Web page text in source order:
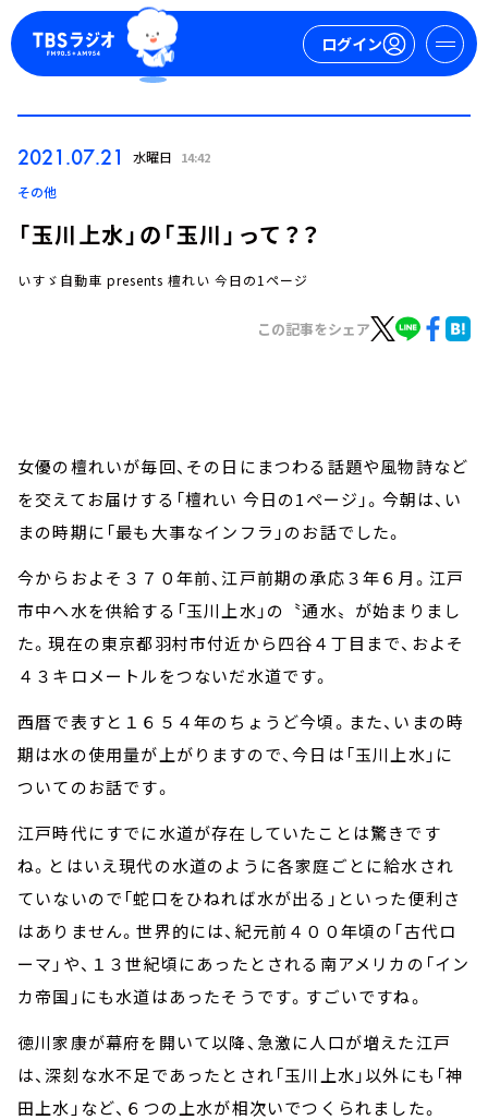
ログイン
TBS Podcast
お知らせ
イベント・グッズ
会社情報
2021.07.21 水曜日 14:42
その他
「玉川上水」の「玉川」って？？
いすゞ自動車 presents 檀れい 今日の1ページ
この記事をシェア
女優の檀れいが毎回、その日にまつわる話題や風物詩など
を交えてお届けする「檀れい 今日の1ページ」。今朝は、い
まの時期に「最も大事なインフラ」のお話でした。
今からおよそ３７０年前、江戸前期の承応３年６月。江戸
市中へ水を供給する「玉川上水」の〝通水〟が始まりまし
た。現在の東京都羽村市付近から四谷４丁目まで、およそ
４３キロメートルをつないだ水道です。
西暦で表すと１６５４年のちょうど今頃。また、いまの時
期は水の使用量が上がりますので、今日は「玉川上水」に
ついてのお話です。
江戸時代にすでに水道が存在していたことは驚きです
ね。とはいえ現代の水道のように各家庭ごとに給水され
ていないので「蛇口をひねれば水が出る」といった便利さ
はありません。世界的には、紀元前４００年頃の「古代ロ
ーマ」や、１３世紀頃にあったとされる南アメリカの「イン
カ帝国」にも水道はあったそうです。すごいですね。
徳川家康が幕府を開いて以降、急激に人口が増えた江戸
は、深刻な水不足であったとされ「玉川上水」以外にも「神
田上水」など、６つの上水が相次いでつくられました。